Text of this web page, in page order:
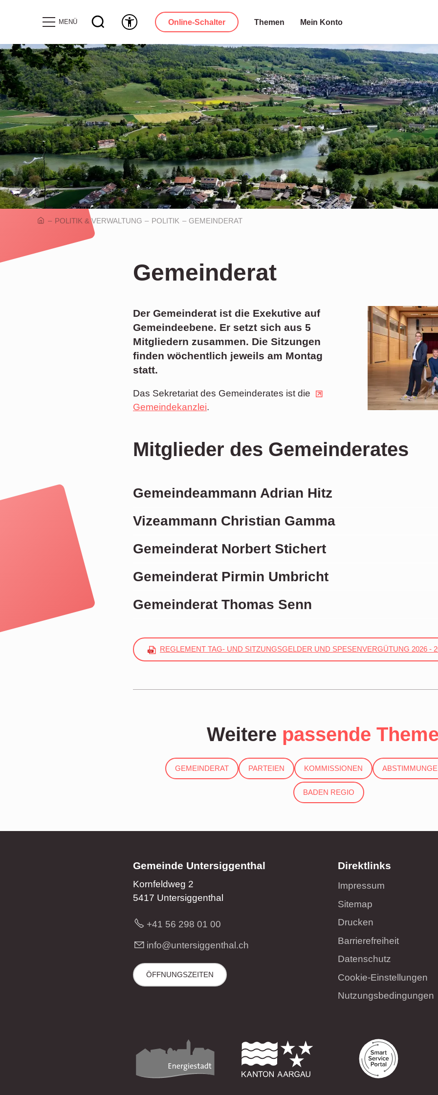
MENÜ Online-Schalter Themen Mein Konto
POLITIK & VERWALTUNG POLITIK GEMEINDERAT
Gemeinderat
Der Gemeinderat ist die Exekutive auf
Gemeindeebene. Er setzt sich aus 5
Mitgliedern zusammen. Die Sitzungen
finden wöchentlich jeweils am Montag
statt.
Das Sekretariat des Gemeinderates ist die
Gemeindekanzlei.
Mitglieder des Gemeinderates
Gemeindeammann Adrian Hitz
Vizeammann Christian Gamma
Gemeinderat Norbert Stichert
Gemeinderat Pirmin Umbricht
Gemeinderat Thomas Senn
REGLEMENT TAG- UND SITZUNGSGELDER UND SPESENVERGÜTUNG 2026 -
Weitere passende
GEMEINDERAT PARTEIEN KOMMISSIONEN
BADEN REGIO
Gemeinde Untersiggenthal
Kornfeldweg 2
5417 Untersiggenthal
+41 56 298 01 00
nf nt rs gg nth ch
ÖFFNUNGSZEITEN
Direktlinks
Impressum
Sitemap
Drucken
Barrierefreiheit
Datenschutz
Cookie-Einstellungen
Nutzungsbedingungen